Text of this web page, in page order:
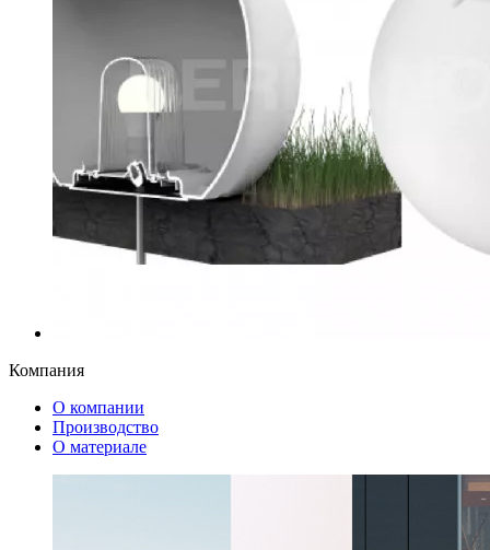
Компания
О компании
Производство
О материале